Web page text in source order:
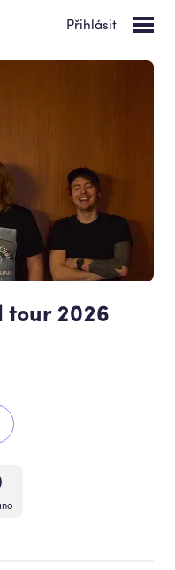
Přihlásit
tour 2026